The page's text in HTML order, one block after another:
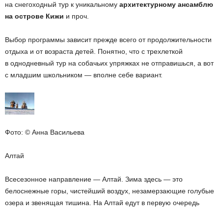
на снегоходный тур к уникальному архитектурному ансамблю
на острове Кижи и проч.
Выбор программы зависит прежде всего от продолжительности
отдыха и от возраста детей. Понятно, что с трехлеткой
в однодневный тур на собачьих упряжках не отправишься, а вот
с младшим школьником — вполне себе вариант.
Фото: © Анна Васильева
Алтай
Всесезонное направление — Алтай. Зима здесь — это
белоснежные горы, чистейший воздух, незамерзающие голубые
озера и звенящая тишина. На Алтай едут в первую очередь